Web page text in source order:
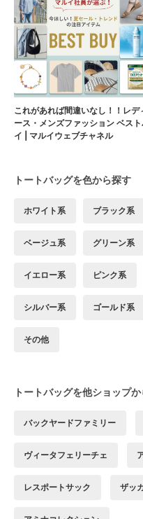
これがあれば間違いなし！！レデ
ース・メンズファッション ベス
イ | マルイウェブチャネル
トートバッグを色から探す
ホワイト系 ブラック系
ベージュ系 グリーン系
イエロー系 ピンク系
シルバー系 ゴールド系
その他
トートバッグを他ショップ
バックヤードファミリー
ヴィータフェリーチェ
レスポートサック ザッ